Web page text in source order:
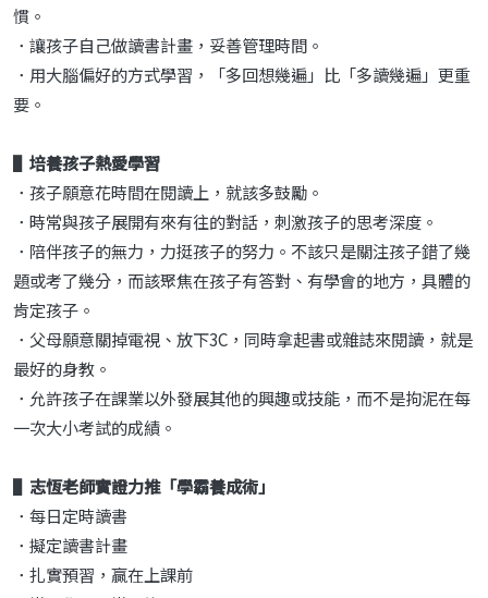
慣。
．讓孩子自己做讀書計畫，妥善管理時間。
．用大腦偏好的方式學習，「多回想幾遍」比「多讀幾遍」更重
要。
▌培養孩子熱愛學習
．孩子願意花時間在閱讀上，就該多鼓勵。
．時常與孩子展開有來有往的對話，刺激孩子的思考深度。
．陪伴孩子的無力，力挺孩子的努力。不該只是關注孩子錯了幾
題或考了幾分，而該聚焦在孩子有答對、有學會的地方，具體的
肯定孩子。
．父母願意關掉電視、放下3C，同時拿起書或雜誌來閱讀，就是
最好的身教。
．允許孩子在課業以外發展其他的興趣或技能，而不是拘泥在每
一次大小考試的成績。
▌志恆老師實證力推「學霸養成術」
．每日定時讀書
．擬定讀書計畫
．扎實預習，贏在上課前